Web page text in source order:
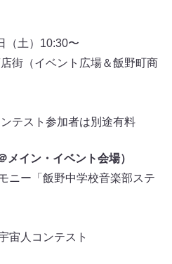
（土）10:30〜
街（イベント広場＆飯野町商
テスト参加者は別途有料
イン・イベント会場）
ニー「飯野中学校音楽部ステ
宙人コンテスト